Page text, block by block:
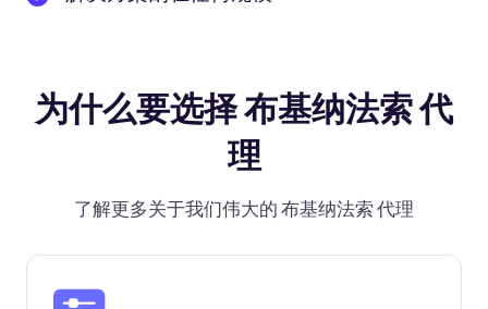
为什么要选择 布基纳法索 代
理
了解更多关于我们伟大的 布基纳法索 代理